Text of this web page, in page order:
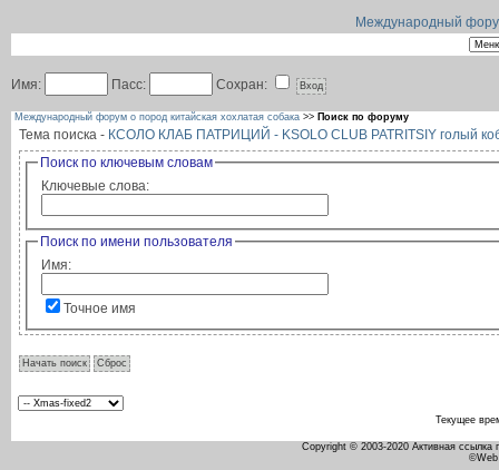
Международный
Имя: Пасс: Сохран:
Международный форум о пород китайская хохлатая собака >> Поиск по форуму
Тема поиска - КСОЛО КЛАБ ПАТРИЦИЙ - KSOLO CLUB PATRITSIY голый
Поиск по ключевым словам
Ключевые слова:
Поиск по имени пользователя
Имя:
Точное имя
Текущее
Copyright © 2003-2020 Активная ссылка